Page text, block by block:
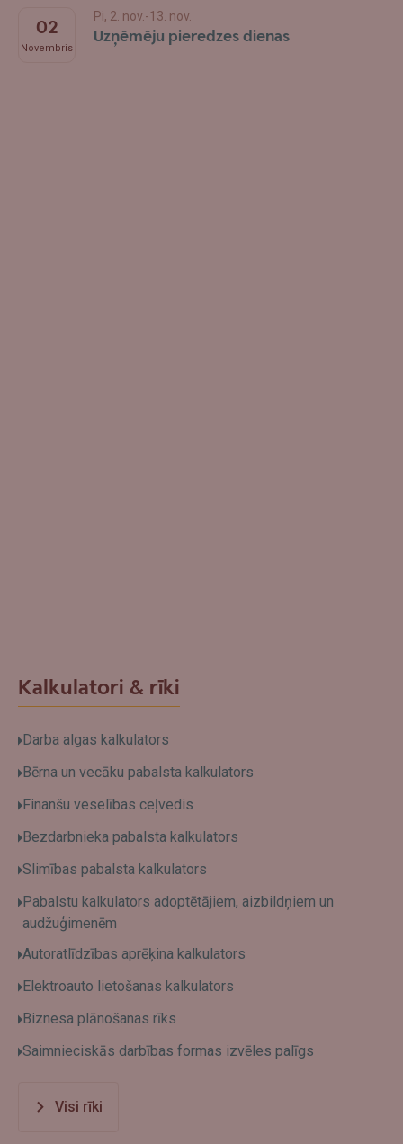
02
Novembris
Pi, 2. nov.-13. nov.
Uzņēmēju pieredzes dienas
Kalkulatori & rīki
Darba algas kalkulators
Bērna un vecāku pabalsta kalkulators
Finanšu veselības ceļvedis
Bezdarbnieka pabalsta kalkulators
Slimības pabalsta kalkulators
Pabalstu kalkulators adoptētājiem, aizbildņiem un
audžuģimenēm
Autoratlīdzības aprēķina kalkulators
Elektroauto lietošanas kalkulators
Biznesa plānošanas rīks
Saimnieciskās darbības formas izvēles palīgs
Visi rīki